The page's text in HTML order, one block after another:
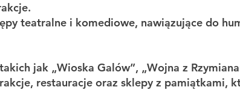
teatralne i komediowe, nawiązujące do
jak „Wioska Galów”, „Wojna z
restauracje oraz sklepy z pamiątkami,